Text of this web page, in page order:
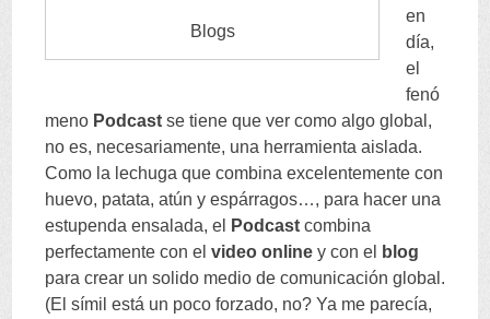
Blogs
en
día,
el
fenó
meno Podcast se tiene que ver como algo global ,
no es, necesariamente, una herramienta aislada.
Como la lechuga que combina excelentemente con
huevo, patata,atún y espárragos…, para hacer una
estupenda ensalada,el Podcast combina
perfectamente con el video online y con el
blog
para crear un solido medio de comunicación global .
(El símil está un poco forzado, no?Ya me parecía,